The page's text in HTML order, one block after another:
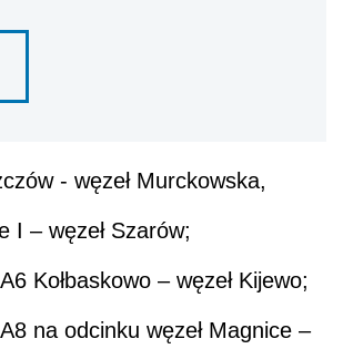
- węzeł Murckowska,
I – węzeł Szarów;
Kołbaskowo – węzeł Kijewo;
na odcinku węzeł Magnice –